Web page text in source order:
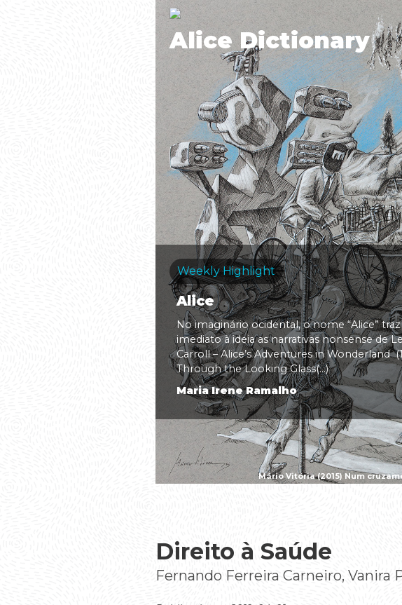
Mário Vitória (2015) Num
Alice Dictionary
Weekly Highlight
Alice
No imaginário ocidental, o nome “Alice”
imediato à ideia as narrativas nonsense de
Carroll – Alice’s Adventures in Wonderland
Through the Looking Glass(...)
Maria Irene Ramalho
Direito à Saúde
Fernando Ferreira Carneiro, Vanira